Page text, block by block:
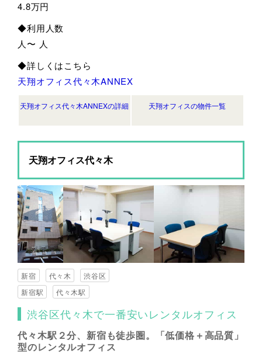
4.8万円
◆利用人数
人〜 人
◆詳しくはこちら
天翔オフィス代々木ANNEX
天翔オフィス代々木ANNEXの詳細 天翔オフィスの物件一覧
天翔オフィス代々木
新宿 代々木
渋谷区
新宿駅
代々木駅
渋谷区代々木で一番安いレンタルオフィス
代々木駅２分、新宿も徒歩圏。「低価格＋高品質」
型のレンタルオフィス